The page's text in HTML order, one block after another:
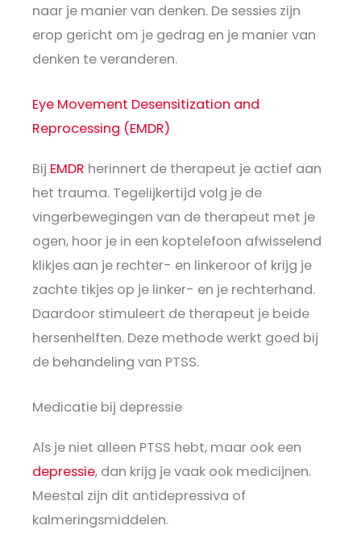
naar je manier van denken. De sessies zijn
erop gericht om je gedrag en je manier van
denken te veranderen.
Eye Movement Desensitization and
Reprocessing (EMDR)
Bij EMDR herinnert de therapeut je actief aan
het trauma. Tegelijkertijd volg je de
vingerbewegingen van de therapeut met je
ogen, hoor je in een koptelefoon afwisselend
klikjes aan je rechter- en linkeroor of krijg je
zachte tikjes op je linker- en je rechterhand.
Daardoor stimuleert de therapeut je beide
hersenhelften. Deze methode werkt goed bij
de behandeling van PTSS.
Medicatie bij depressie
Als je niet alleen PTSS hebt, maar ook een
depressie, dan krijg je vaak ook medicijnen.
Meestal zijn dit antidepressiva of
kalmeringsmiddelen.